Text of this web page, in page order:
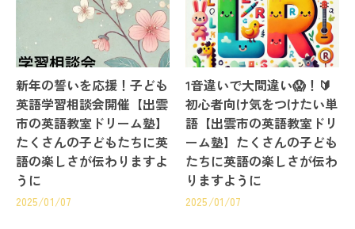
新年の誓いを応援！子ども
英語学習相談会開催【出雲
市の英語教室ドリーム塾】
たくさんの子どもたちに英
語の楽しさが伝わりますよ
うに
2025/01/07
1音違いで大間違い😱！🔰
初心者向け気をつけたい単
語【出雲市の英語教室ドリ
ーム塾】たくさんの子ども
たちに英語の楽しさが伝わ
りますように
2025/01/07